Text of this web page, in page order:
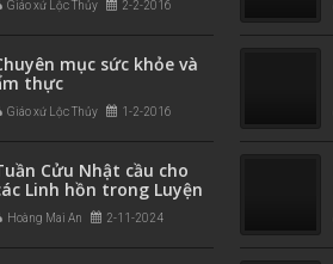
Giáo xứ Lộc Thủy 2-2-2016
mục sức khỏe và
thực
Giáo xứ Lộc Thủy 1-2-2016
Cửu Nhật cầu cho
Linh hồn trong Luyện
- do Thánh
soạn
Hoàng Mai An 2-11-2024